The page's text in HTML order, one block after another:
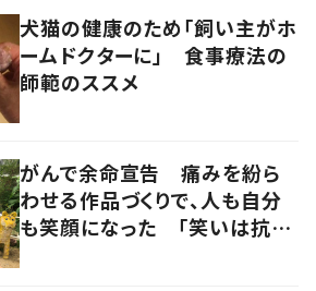
犬猫の健康のため「飼い主がホ
ームドクターに」 食事療法の
師範のススメ
がんで余命宣告 痛みを紛ら
わせる作品づくりで、人も自分
も笑顔になった 「笑いは抗が